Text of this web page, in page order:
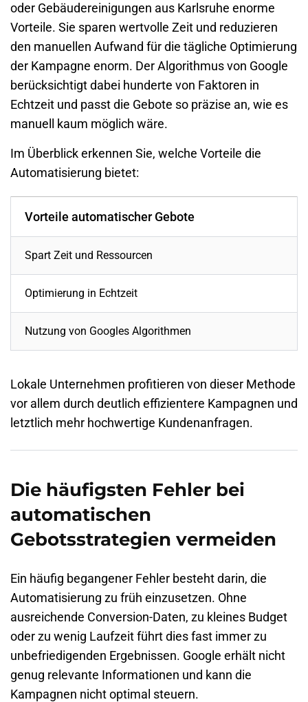
oder Gebäudereinigungen aus Karlsruhe enorme
Vorteile. Sie sparen wertvolle Zeit und reduzieren
den manuellen Aufwand für die tägliche Optimierung
der Kampagne enorm. Der Algorithmus von Google
berücksichtigt dabei hunderte von Faktoren in
Echtzeit und passt die Gebote so präzise an, wie es
manuell kaum möglich wäre.
Im Überblick erkennen Sie, welche Vorteile die
Automatisierung bietet:
Vorteile automatischer Gebote
Spart Zeit und Ressourcen
Optimierung in Echtzeit
Nutzung von Googles Algorithmen
Lokale Unternehmen profitieren von dieser Methode
vor allem durch deutlich effizientere Kampagnen und
letztlich mehr hochwertige Kundenanfragen.
Die häufigsten Fehler bei
automatischen
Gebotsstrategien vermeiden
Ein häufig begangener Fehler besteht darin, die
Automatisierung zu früh einzusetzen. Ohne
ausreichende Conversion-Daten, zu kleines Budget
oder zu wenig Laufzeit führt dies fast immer zu
unbefriedigenden Ergebnissen. Google erhält nicht
genug relevante Informationen und kann die
Kampagnen nicht optimal steuern.